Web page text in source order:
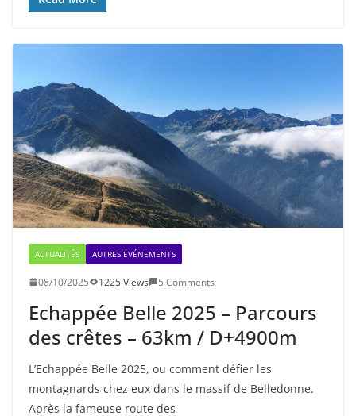
ACTUALITÉS AUTRES ÉVÉNEMENTS
08/10/2025 1225 Views 5 Comments
Echappée Belle 2025 – Parcours
des crêtes – 63km / D+4900m
L’Echappée Belle 2025, ou comment défier les
montagnards chez eux dans le massif de Belledonne.
Après la fameuse route des